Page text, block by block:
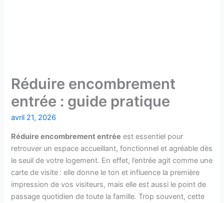
Réduire encombrement
entrée : guide pratique
avril 21, 2026
Réduire encombrement entrée est essentiel pour
retrouver un espace accueillant, fonctionnel et agréable dès
le seuil de votre logement. En effet, l’entrée agit comme une
carte de visite : elle donne le ton et influence la première
impression de vos visiteurs, mais elle est aussi le point de
passage quotidien de toute la famille. Trop souvent, cette